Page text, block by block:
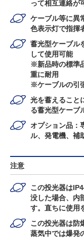
って相互連絡が
ケーブル等に異
色表示灯で指揮
蓄光型ケーブル
して使用可能
※新品時の標準
重に耐用
※ケーブルの引
光を蓄えること
る蓄光型ケーブ
オプション品：
ル、発電機、
注意
この投光器は
没した場合、内
す。直ちに使用
この投光器は防
蒸気中では爆発